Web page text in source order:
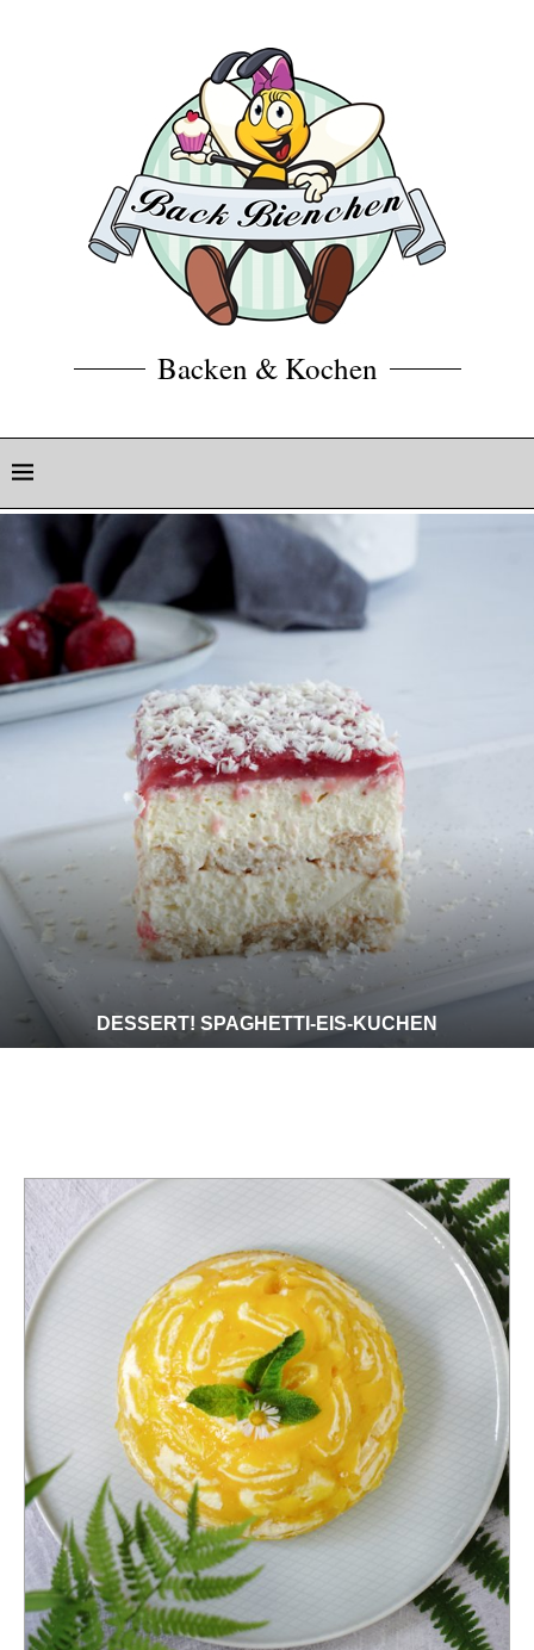
Backen & Kochen
DESSERT! SPAGHETTI-EIS-KUCHEN